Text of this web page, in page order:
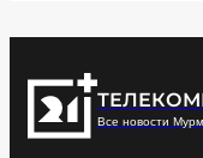
Все новости